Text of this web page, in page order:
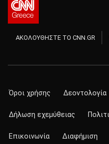
ΑΚΟΛΟΥΘΗΣΤΕ ΤΟ CNN.GR
Όροι χρήσης Δεοντολογία
Δήλωση εχεμύθειας
Επικοινωνία Διαφήμιση